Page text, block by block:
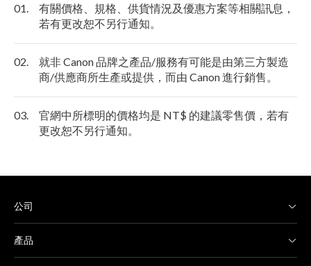
01.
有關價格、規格、供貨情況及優惠方案等相關訊息，
若有更改恕不另行通知。
02.
就非 Canon 品牌之產品/服務有可能是由第三方製造
商/供應商所生產或提供，而由 Canon 進行銷售。
03.
官網中所標明的價格均是 NT$ 的建議零售價，若有
更改恕不另行通知。
公司
產品